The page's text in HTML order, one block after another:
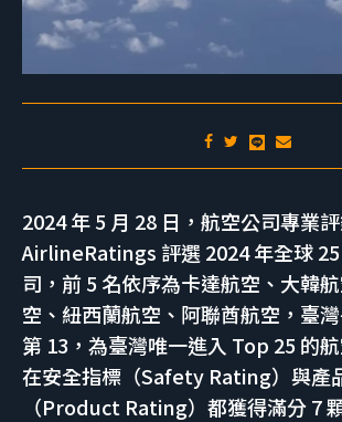
2024 年 5 月 28 日，航空公司專業
AirlineRatings 評選 2024 年全球
司，前 5 名依序為卡達航空、大韓
空、紐西蘭航空、阿聯酋航空，臺
第 13，為臺灣唯一進入 Top 25 的
在安全指標（Safety Rating）與產
（Product Rating）都獲得滿分 7